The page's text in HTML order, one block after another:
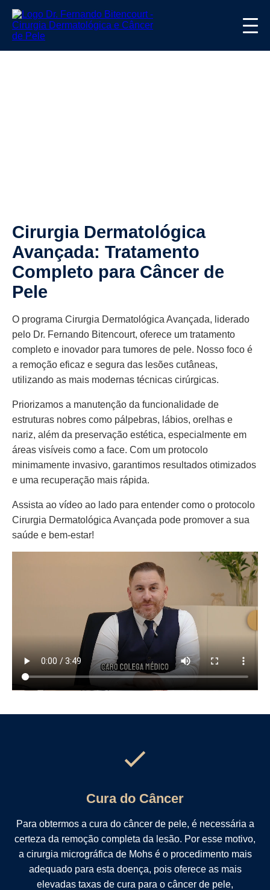
Cirurgia Dermatológica
Avançada: Tratamento
Completo para Câncer de
Pele
O programa Cirurgia Dermatológica Avançada, liderado
pelo Dr. Fernando Bitencourt, oferece um tratamento
completo e inovador para tumores de pele. Nosso foco é
a remoção eficaz e segura das lesões cutâneas,
utilizando as mais modernas técnicas cirúrgicas.
Priorizamos a manutenção da funcionalidade de
estruturas nobres como pálpebras, lábios, orelhas e
nariz, além da preservação estética, especialmente em
áreas visíveis como a face. Com um protocolo
minimamente invasivo, garantimos resultados otimizados
e uma recuperação mais rápida.
Assista ao vídeo ao lado para entender como o protocolo
Cirurgia Dermatológica Avançada pode promover a sua
saúde e bem-estar!
Cura do Câncer
Para obtermos a cura do câncer de pele, é necessária a
certeza da remoção completa da lesão. Por esse motivo,
a cirurgia micrográfica de Mohs é o procedimento mais
adequado para esta doença, pois oferece as mais
elevadas taxas de cura para o câncer de pele,